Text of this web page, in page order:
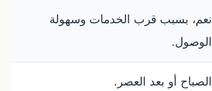
نعم، بسبب قرب الخدمات وسهولة
الوصول.
الصباح أو بعد العصر.